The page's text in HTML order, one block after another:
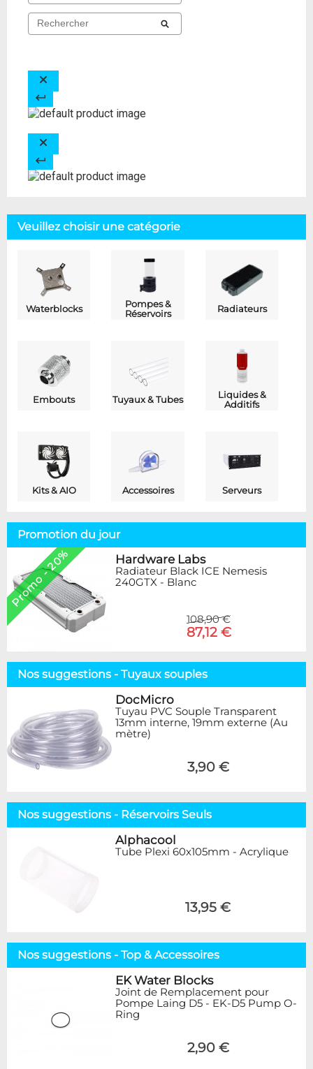
Veuillez choisir une catégorie
Waterblocks
Pompes &
Réservoirs
Radiateurs
Embouts Tuyaux & Tubes
Liquides &
Additifs
Kits & AIO Accessoires Serveurs
Promotion du jour
Promo - 20% Hardware Labs
Radiateur Black ICE Nemesis
240GTX - Blanc
108,90 €
87,12 €
Nos suggestions - Tuyaux souples
DocMicro
Tuyau PVC Souple Transparent
13mm interne, 19mm externe (Au
mètre)
3,90 €
Nos suggestions - Réservoirs Seuls
Alphacool
Tube Plexi 60x105mm - Acrylique
13,95 €
Nos suggestions - Top & Accessoires
EK Water Blocks
Joint de Remplacement pour
Pompe Laing D5 - EK-D5 Pump O-
Ring
2,90 €